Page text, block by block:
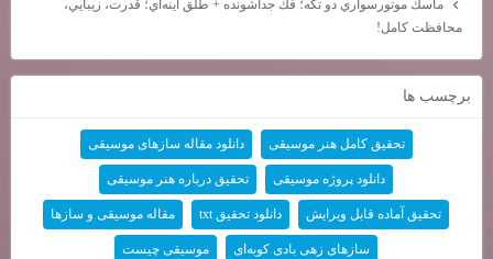
ماسك موتورسواري دو تكه؛ فك جداشونده + طلق آينه‌اي؛ قدرت، زيبايي،
محافظت كامل!
برچسب ها
تحقیق کامل هنر موسیقی دانلود مقاله سازهای موسیقی
دانلود پروژه موسیقی تحقیق درباره هنر موسیقی
تحقیق آماده قابل ویرایش دانلود تحقیق txt مقاله موسیقی و سازها
سازهای زهی بادی کوبه‌ای موسیقی چیست